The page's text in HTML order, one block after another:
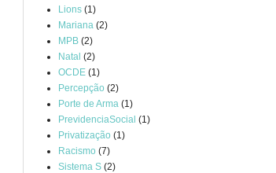
Lions (1)
Mariana (2)
MPB (2)
Natal (2)
OCDE (1)
Percepção (2)
Porte de Arma (1)
PrevidenciaSocial (1)
Privatização (1)
Racismo (7)
Sistema S (2)